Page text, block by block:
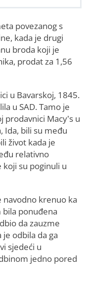
povezanog s
kada je drugi
broda koji je
prodat za 1,56
u Bavarskoj, 1845.
u SAD. Tamo je
Macy’s u
Ida, bili su među
život kada je
relativno
su poginuli u
navodno krenuo ka
bila ponuđena
da zauzme
odbila da ga
sjedeći u
jedno pored